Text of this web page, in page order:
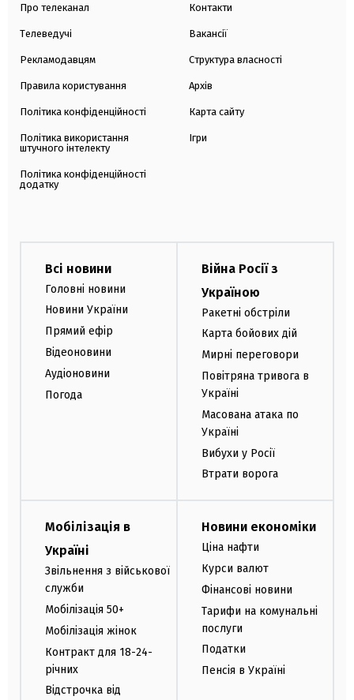
Про телеканал
Телеведучі
Рекламодавцям
Правила користування
Політика конфіденційності
Політика використання
штучного інтелекту
Політика конфіденційності
додатку
Контакти
Вакансії
Структура власності
Архів
Карта сайту
Ігри
Всі новини
Головні новини
Новини України
Прямий ефір
Відеоновини
Аудіоновини
Погода
Війна Росії з
Україною
Ракетні обстріли
Карта бойових дій
Мирні переговори
Повітряна тривога в
Україні
Масована атака по
Україні
Вибухи у Росії
Втрати ворога
Мобілізація в
Україні
Звільнення з військової
служби
Мобілізація 50+
Мобілізація жінок
Контракт для 18-24-
річних
Відстрочка від
Новини економіки
Ціна нафти
Курси валют
Фінансові новини
Тарифи на комунальні
послуги
Податки
Пенсія в Україні